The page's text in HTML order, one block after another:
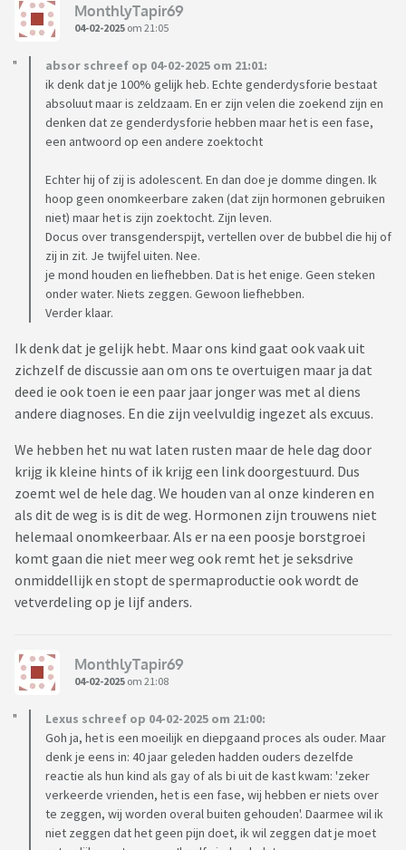
MonthlyTapir69
04-02-2025 om 21:05
absor schreef op 04-02-2025 om 21:01:
ik denk dat je 100% gelijk heb. Echte genderdysforie bestaat
absoluut maar is zeldzaam. En er zijn velen die zoekend zijn en
denken dat ze genderdysforie hebben maar het is een fase,
een antwoord op een andere zoektocht
Echter hij of zij is adolescent. En dan doe je domme dingen. Ik
hoop geen onomkeerbare zaken (dat zijn hormonen gebruiken
niet) maar het is zijn zoektocht. Zijn leven.
Docus over transgenderspijt, vertellen over de bubbel die hij of
zij in zit. Je twijfel uiten. Nee.
je mond houden en liefhebben. Dat is het enige. Geen steken
onder water. Niets zeggen. Gewoon liefhebben.
Verder klaar.
Ik denk dat je gelijk hebt. Maar ons kind gaat ook vaak uit
zichzelf de discussie aan om ons te overtuigen maar ja dat
deed ie ook toen ie een paar jaar jonger was met al diens
andere diagnoses. En die zijn veelvuldig ingezet als excuus.
We hebben het nu wat laten rusten maar de hele dag door
krijg ik kleine hints of ik krijg een link doorgestuurd. Dus
zoemt wel de hele dag. We houden van al onze kinderen en
als dit de weg is is dit de weg. Hormonen zijn trouwens niet
helemaal onomkeerbaar. Als er na een poosje borstgroei
komt gaan die niet meer weg ook remt het je seksdrive
onmiddellijk en stopt de spermaproductie ook wordt de
vetverdeling op je lijf anders.
MonthlyTapir69
04-02-2025 om 21:08
Lexus schreef op 04-02-2025 om 21:00:
Goh ja, het is een moeilijk en diepgaand proces als ouder. Maar
denk je eens in: 40 jaar geleden hadden ouders dezelfde
reactie als hun kind als gay of als bi uit de kast kwam: 'zeker
verkeerde vrienden, het is een fase, wij hebben er niets over
te zeggen, wij worden overal buiten gehouden'. Daarmee wil ik
niet zeggen dat het geen pijn doet, ik wil zeggen dat je moet